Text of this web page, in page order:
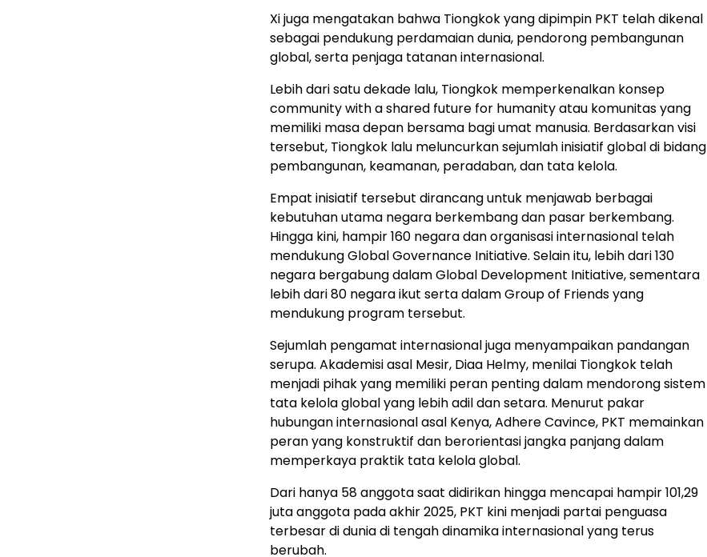
Xi juga mengatakan bahwa Tiongkok yang dipimpin PKT telah dikenal
sebagai pendukung perdamaian dunia, pendorong pembangunan
global, serta penjaga tatanan internasional.
Lebih dari satu dekade lalu, Tiongkok memperkenalkan konsep
community with a shared future for humanity atau komunitas yang
memiliki masa depan bersama bagi umat manusia. Berdasarkan visi
tersebut, Tiongkok lalu meluncurkan sejumlah inisiatif global di bidang
pembangunan, keamanan, peradaban, dan tata kelola.
Empat inisiatif tersebut dirancang untuk menjawab berbagai
kebutuhan utama negara berkembang dan pasar berkembang.
Hingga kini, hampir 160 negara dan organisasi internasional telah
mendukung Global Governance Initiative. Selain itu, lebih dari 130
negara bergabung dalam Global Development Initiative, sementara
lebih dari 80 negara ikut serta dalam Group of Friends yang
mendukung program tersebut.
Sejumlah pengamat internasional juga menyampaikan pandangan
serupa. Akademisi asal Mesir, Diaa Helmy, menilai Tiongkok telah
menjadi pihak yang memiliki peran penting dalam mendorong sistem
tata kelola global yang lebih adil dan setara. Menurut pakar
hubungan internasional asal Kenya, Adhere Cavince, PKT memainkan
peran yang konstruktif dan berorientasi jangka panjang dalam
memperkaya praktik tata kelola global.
Dari hanya 58 anggota saat didirikan hingga mencapai hampir 101,29
juta anggota pada akhir 2025, PKT kini menjadi partai penguasa
terbesar di dunia di tengah dinamika internasional yang terus
berubah.